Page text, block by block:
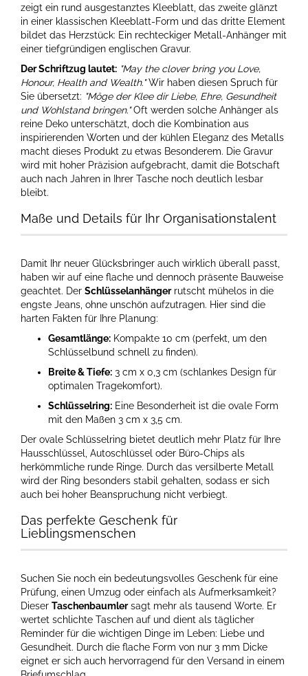
zeigt ein rund ausgestanztes Kleeblatt, das zweite glänzt
in einer klassischen Kleeblatt-Form und das dritte Element
bildet das Herzstück: Ein rechteckiger Metall-Anhänger mit
einer tiefgründigen englischen Gravur.
Der Schriftzug lautet: "May the clover bring you Love,
Honour, Health and Wealth."Wir haben diesen Spruch für
Sie übersetzt: "Möge der Klee dir Liebe, Ehre, Gesundheit
und Wohlstand bringen."Oft werden solche Anhänger als
reine Deko unterschätzt, doch die Kombination aus
inspirierenden Worten und der kühlen Eleganz des Metalls
macht dieses Produkt zu etwas Besonderem. Die Gravur
wird mit hoher Präzision aufgebracht, damit die Botschaft
auch nach Jahren in Ihrer Tasche noch deutlich lesbar
bleibt.
Maße und Details für Ihr Organisationstalent
Damit Ihr neuer Glücksbringer auch wirklich überall passt,
haben wir auf eine flache und dennoch präsente Bauweise
geachtet. Der Schlüsselanhängerrutscht mühelos in die
engste Jeans, ohne unschön aufzutragen. Hier sind die
harten Fakten für Ihre Planung:
Gesamtlänge: Kompakte 10 cm (perfekt, um den
Schlüsselbund schnell zu finden).
Breite & Tiefe: 3 cm x 0,3 cm (schlankes Design für
optimalen Tragekomfort).
Schlüsselring: Eine Besonderheit ist die ovale Form
mit den Maßen 3 cm x 3,5 cm.
Der ovale Schlüsselring bietet deutlich mehr Platz für Ihre
Hausschlüssel, Autoschlüssel oder Büro-Chips als
herkömmliche runde Ringe. Durch das versilberte Metall
wird der Ring besonders stabil gehalten, sodass er sich
auch bei hoher Beanspruchung nicht verbiegt.
Das perfekte Geschenk für
Lieblingsmenschen
Suchen Sie noch ein bedeutungsvolles Geschenk für eine
Prüfung, einen Umzug oder einfach als Aufmerksamkeit?
Dieser Taschenbaumlersagt mehr als tausend Worte. Er
wertet schlichte Taschen auf und dient als täglicher
Reminder für die wichtigen Dinge im Leben: Liebe und
Gesundheit. Durch die flache Form von nur 3 mm Dicke
eignet er sich auch hervorragend für den Versand in einem